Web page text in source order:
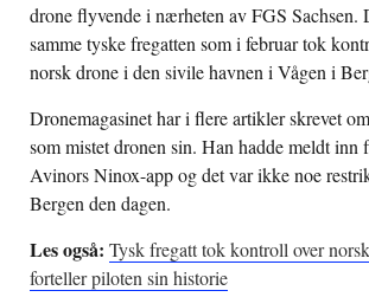
drone flyvende i nærheten av FGS Sachsen.
samme tyske fregatten som i februar tok
norsk drone i den sivile havnen i Vågen i
Dronemagasinet har i flere artikler skrevet
som mistet dronen sin. Han hadde meldt inn
Avinors Ninox-app og det var ikke noe
Bergen den dagen.
Les også: Tysk fregatt tok kontroll over
forteller piloten sin historie